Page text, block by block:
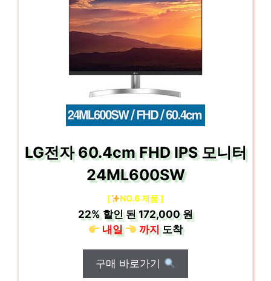
LG전자 60.4cm FHD IPS 모니터
24ML600SW
[ NO.6 제품 ]
22%할인 된172,000 원
내일
까지도착
구매 바로가기